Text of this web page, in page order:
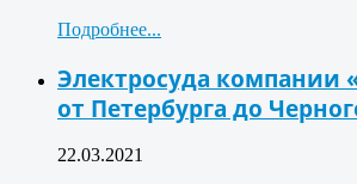
Подробнее...
Электросуда компании
от Петербурга до
22.03.2021